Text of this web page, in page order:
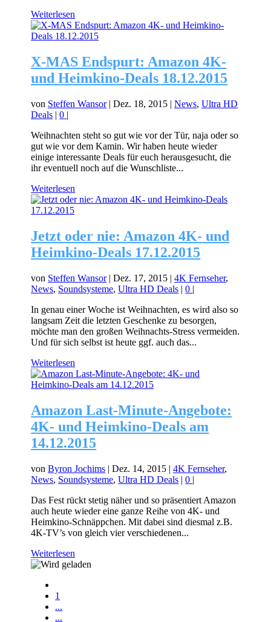
Weiterlesen
X-MAS Endspurt: Amazon 4K-
und Heimkino-Deals 18.12.2015
von Steffen Wansor|Dez. 18, 2015 |News,Ultra HD
Deals |0 |
Weihnachten steht so gut wie vor der Tür, naja oder so
gut wie vor dem Kamin. Wir haben heute wieder
einige interessante Deals für euch herausgesucht, die
ihr eventuell noch auf die Wunschliste...
Weiterlesen
Jetzt oder nie: Amazon 4K- und
Heimkino-Deals 17.12.2015
von Steffen Wansor|Dez. 17, 2015 |4K Fernseher,
News, Soundsysteme,Ultra HD Deals |0 |
In genau einer Woche ist Weihnachten, es wird also so
langsam Zeit die letzten Geschenke zu besorgen,
möchte man den großen Weihnachts-Stress vermeiden.
Und für sich selbst ist heute ggf. auch das...
Weiterlesen
Amazon Last-Minute-Angebote:
4K- und Heimkino-Deals am
14.12.2015
vonByron Jochims |Dez. 14, 2015 |4K Fernseher,
News, Soundsysteme,Ultra HD Deals |0 |
Das Fest rückt stetig näher und so präsentiert Amazon
auch heute wieder eine ganze Reihe von 4K- und
Heimkino-Schnäppchen. Mit dabei sind diesmal z.B.
4K-TV’s von gleich vier verschiedenen...
Weiterlesen
1
...
...